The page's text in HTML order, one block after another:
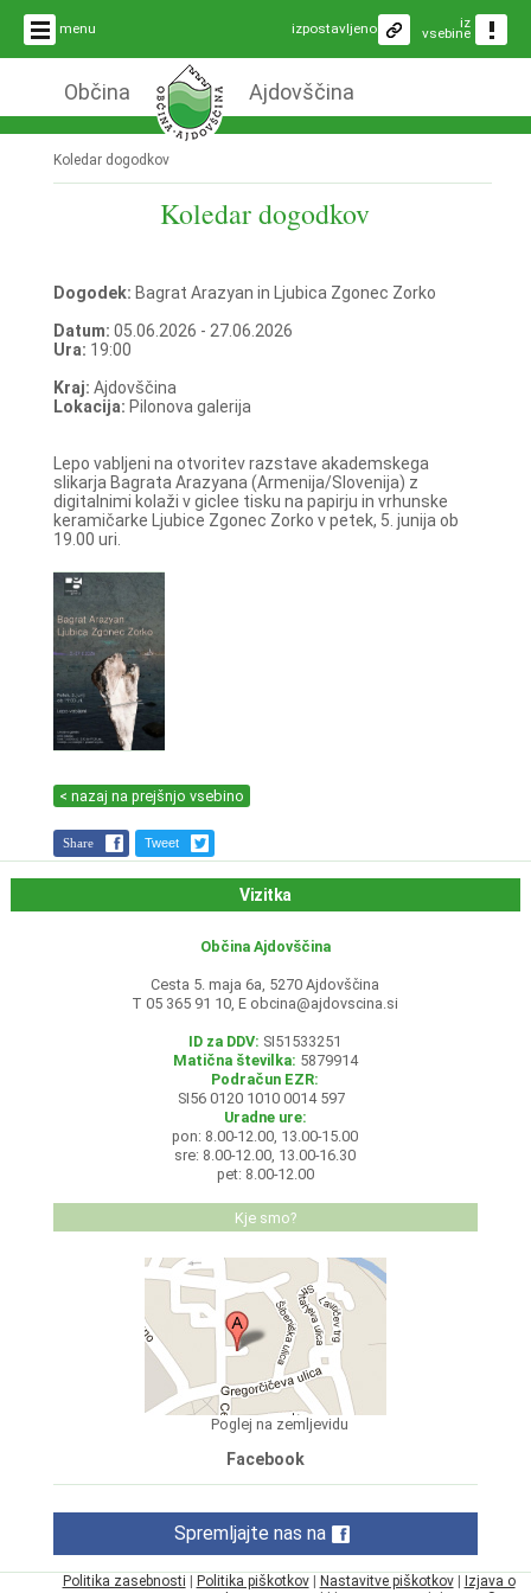
menu iz
vsebine
izpostavljeno
Občina Ajdovščina
Koledar dogodkov
Koledar dogodkov
Dogodek: Bagrat Arazyan in Ljubica Zgonec Zorko
Datum: 05.06.2026 - 27.06.2026
Ura: 19:00
Kraj: Ajdovščina
Lokacija: Pilonova galerija
Lepo vabljeni na otvoritev razstave akademskega
slikarja Bagrata Arazyana (Armenija/Slovenija) z
digitalnimi kolaži v giclee tisku na papirju in vrhunske
keramičarke Ljubice Zgonec Zorko v petek, 5. junija ob
19.00 uri.
< nazaj na prejšnjo vsebino
Share Tweet
Vizitka
Občina Ajdovščina
Cesta 5. maja 6a, 5270 Ajdovščina
T 05 365 91 10, E obcina@ajdovscina.si
ID za DDV: SI51533251
Matična številka: 5879914
Podračun EZR:
SI56 0120 1010 0014 597
Uradne ure:
pon: 8.00-12.00, 13.00-15.00
sre: 8.00-12.00, 13.00-16.30
pet: 8.00-12.00
Kje smo?
Poglej na zemljevidu
Facebook
Spremljajte nas na
Politika zasebnosti Politika piškotkov| Nastavitve piškotkov|
Izjava o